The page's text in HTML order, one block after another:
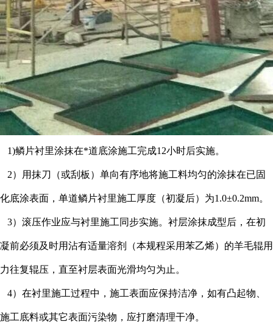
1)鳞片衬里涂抹在*道底涂施工完成12小时后实施。
2）用抹刀（或刮板）单向有序地将施工料均匀的涂抹在已固
化底涂表面，单道鳞片衬里施工厚度（初凝后）为1.0±0.2mm。
3）滚压作业应与衬里施工同步实施。衬层涂抹成型后，在初
凝前必须及时用沾有适量溶剂（本规程采用苯乙烯）的羊毛辊用
力往复辊压，直至衬层表面光滑均匀为止。
4）在衬里施工过程中，施工表面应保持洁净，如有凸起物、
施工底料或其它表面污染物，应打磨清理干净。